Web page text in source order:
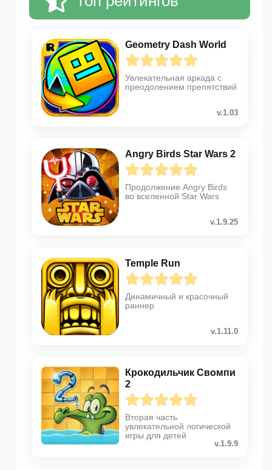
Geometry Dash World
Увлекательная аркада с
преодолением препятствий
v.1.03
Angry Birds Star Wars 2
Продолжение Angry Birds
во вселенной Star Wars
v.1.9.25
Temple Run
Динамичный и красочный
раннер
v.1.11.0
Крокодильчик Свомпи
2
Вторая часть
увлекательной логической
игры для детей
v.1.9.9